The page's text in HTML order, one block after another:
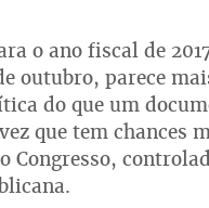
o ano fiscal de
outubro, parece
do que um
que tem chances
Congresso,